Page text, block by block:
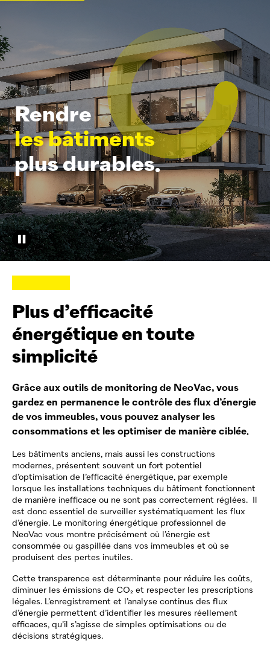
Rendre
les bâtiments
plus durables.
Plus d’efficacité
énergétique en toute
simplicité
Grâce aux outils de monitoring de NeoVac, vous
gardez en permanence le contrôle des flux d’énergie
de vos immeubles, vous pouvez analyser les
consommations et les optimiser de manière ciblée.
Les bâtiments anciens, mais aussi les constructions
modernes, présentent souvent un fort potentiel
d’optimisation de l’efficacité énergétique, par exemple
lorsque les installations techniques du bâtiment fonctionnent
de manière inefficace ou ne sont pas correctement réglées.
est donc essentiel de surveiller systématiquement les flux
d’énergie. Le monitoring énergétique professionnel de
NeoVac vous montre précisément où l’énergie est
consommée ou gaspillée dans vos immeubles et où se
produisent des pertes inutiles.
Cette transparence est déterminante pour réduire les coûts,
diminuer les émissions de CO₂ et respecter les prescriptions
légales. L’enregistrement et l’analyse continus des flux
d’énergie permettent d’identifier les mesures réellement
efficaces, qu’il s’agisse de simples optimisations ou de
décisions stratégiques.